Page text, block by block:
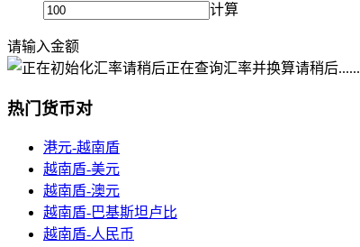
计算
请输入金额
正在查询汇率并换算请稍后......
热门货币对
港元-越南盾
越南盾-美元
越南盾-澳元
越南盾-巴基斯坦卢比
越南盾-人民币